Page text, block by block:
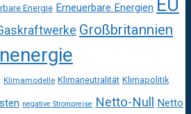
Energie Erneuerbare Energien EU
Großbritannien
Klimamodelle Klimaneutralität Klimapolitik
negative Strompreise Netto-Null Netto